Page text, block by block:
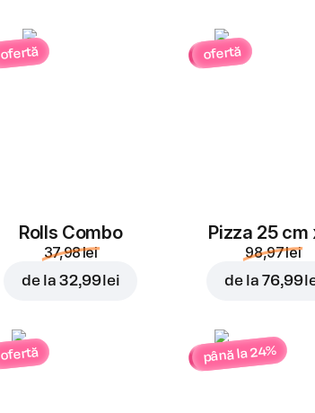
ofertă
Rolls Combo
37,98 lei
de la32,99 lei
ofertă
Pizza 25 cm
98,97 lei
de la76,99
ofertă până la 24%